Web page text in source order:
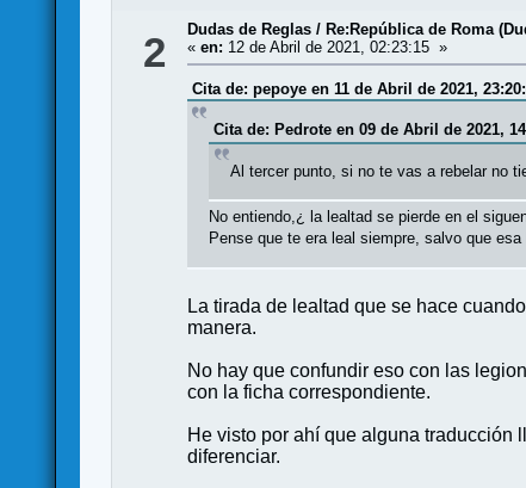
2 Dudas de Reglas / Re:República de Roma
«en: 12 de Abril de 2021, 02:23:15 »
Cita de: pepoye en 11 de Abril de 2021,
Cita de: Pedrote en 09 de Abril de 2021,
Al tercer punto, si no te vas a rebelar no
No entiendo,¿ la lealtad se pierde en el
Pense que te era leal siempre, salvo que
La tirada de lealtad que se hace
manera.
No hay que confundir eso con las
con la ficha correspondiente.
He visto por ahí que alguna traducción
diferenciar.